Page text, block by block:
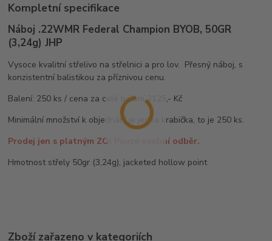
Kompletní specifikace
Náboj .22WMR Federal Champion BYOB, 50GR
(3,24g) JHP
Vysoce kvalitní střelivo na střelnici a pro lov. Přesný náboj, s
konzistentní balistikou za příznivou cenu.
Balení: 250 ks / cena za celé balení 2125,- Kč
Minimální množství k objednání je jedna krabička, to je 250 ks.
Prodej jen s platným ZO! Pouze osobní odběr.
Hmotnost střely 50gr (3,24g), jacketed hollow point
Zboží zařazeno v kategoriích